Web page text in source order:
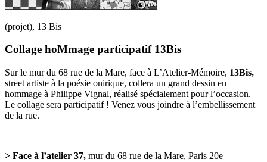
(projet), 13 Bis
Collage hoMmage participatif 13Bis
Sur le mur du 68 rue de la Mare, face à L’Atelier-Mémoire, 13Bis,
street artiste à la poésie onirique, collera un grand dessin en
hommage à Philippe Vignal, réalisé spécialement pour l’occasion.
Le collage sera participatif ! Venez vous joindre à l’embellissement
de la rue.
> Face à l’atelier 37, mur du 68 rue de la Mare, Paris 20e